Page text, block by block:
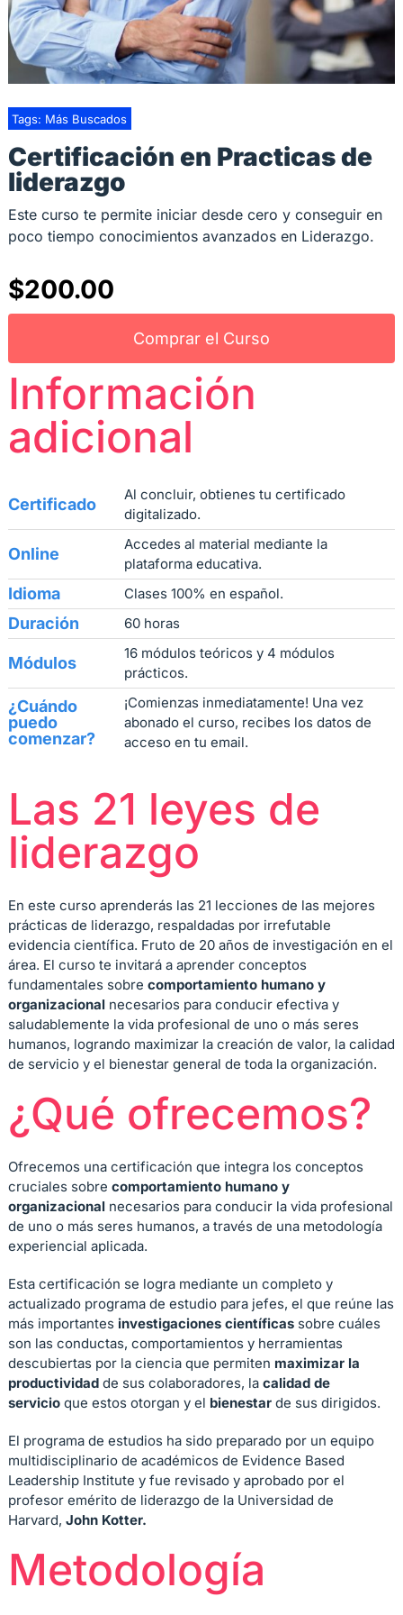
Tags: Más Buscados
Certificación en Practicas de
liderazgo
Este curso te permite iniciar desde cero y conseguir en
poco tiempo conocimientos avanzados en Liderazgo.
$200.00
Comprar el Curso
Información
adicional
Certificado
Al concluir, obtienes tu certificado
digitalizado.
Online
Accedes al material mediante la
plataforma educativa.
Idioma Clases 100% en español.
Duración 60 horas
Módulos
16 módulos teóricos y 4 módulos
prácticos.
¿Cuándo
puedo
comenzar?
¡Comienzas inmediatamente! Una vez
abonado el curso, recibes los datos de
acceso en tu email.
Las 21 leyes de
liderazgo
En este curso aprenderás las 21 lecciones de las mejores
prácticas de liderazgo, respaldadas por irrefutable
evidencia científica. Fruto de 20 años de investigación en el
área. El curso te invitará a aprender conceptos
fundamentales sobre comportamiento humano y
organizacionalnecesarios para conducir efectiva y
saludablemente la vida profesional de uno o más seres
humanos, logrando maximizar la creación de valor, la calidad
de servicio y el bienestar general de toda la organización.
¿Qué ofrecemos?
Ofrecemos una certificación que integra los conceptos
cruciales sobre comportamiento humano y
organizacionalnecesarios para conducir la vida profesional
de uno o más seres humanos, a través de una metodología
experiencial aplicada.
Esta certificación se logra mediante un completo y
actualizado programa de estudio para jefes, el que reúne las
más importantes investigaciones científicassobre cuáles
son las conductas, comportamientos y herramientas
descubiertas por la ciencia que permiten maximizar la
productividadde sus colaboradores, la calidad de
servicioque estos otorgan y el bienestarde sus dirigidos.
El programa de estudios ha sido preparado por un equipo
multidisciplinario de académicos de Evidence Based
Leadership Institute y fue revisado y aprobado por el
profesor emérito de liderazgo de la Universidad de
Harvard, John Kotter.
Metodología